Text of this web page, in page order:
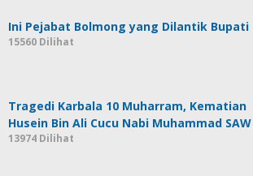
Ini Pejabat Bolmong yang Dilantik Bupati
15560 Dilihat
Tragedi Karbala 10 Muharram, Kematian
Husein Bin Ali Cucu Nabi Muhammad SAW
13974 Dilihat